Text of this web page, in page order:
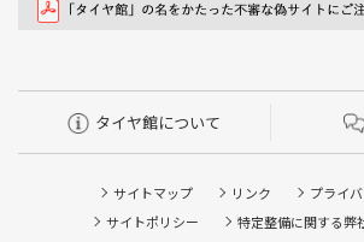
タイヤ館について
サイトマップ リンク
プライ
サイトポリシー
特定整備に関する弊